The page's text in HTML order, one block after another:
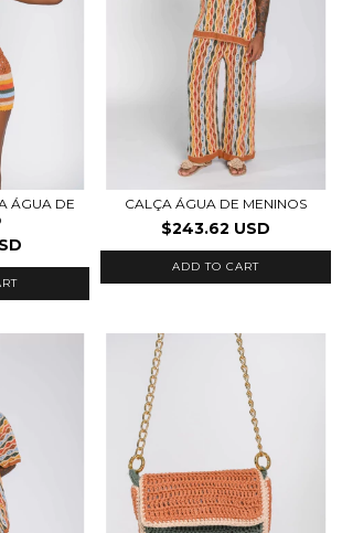
ÁGUA DE
CALÇA ÁGUA DE MENINOS
$243.62 USD
ADD TO CART